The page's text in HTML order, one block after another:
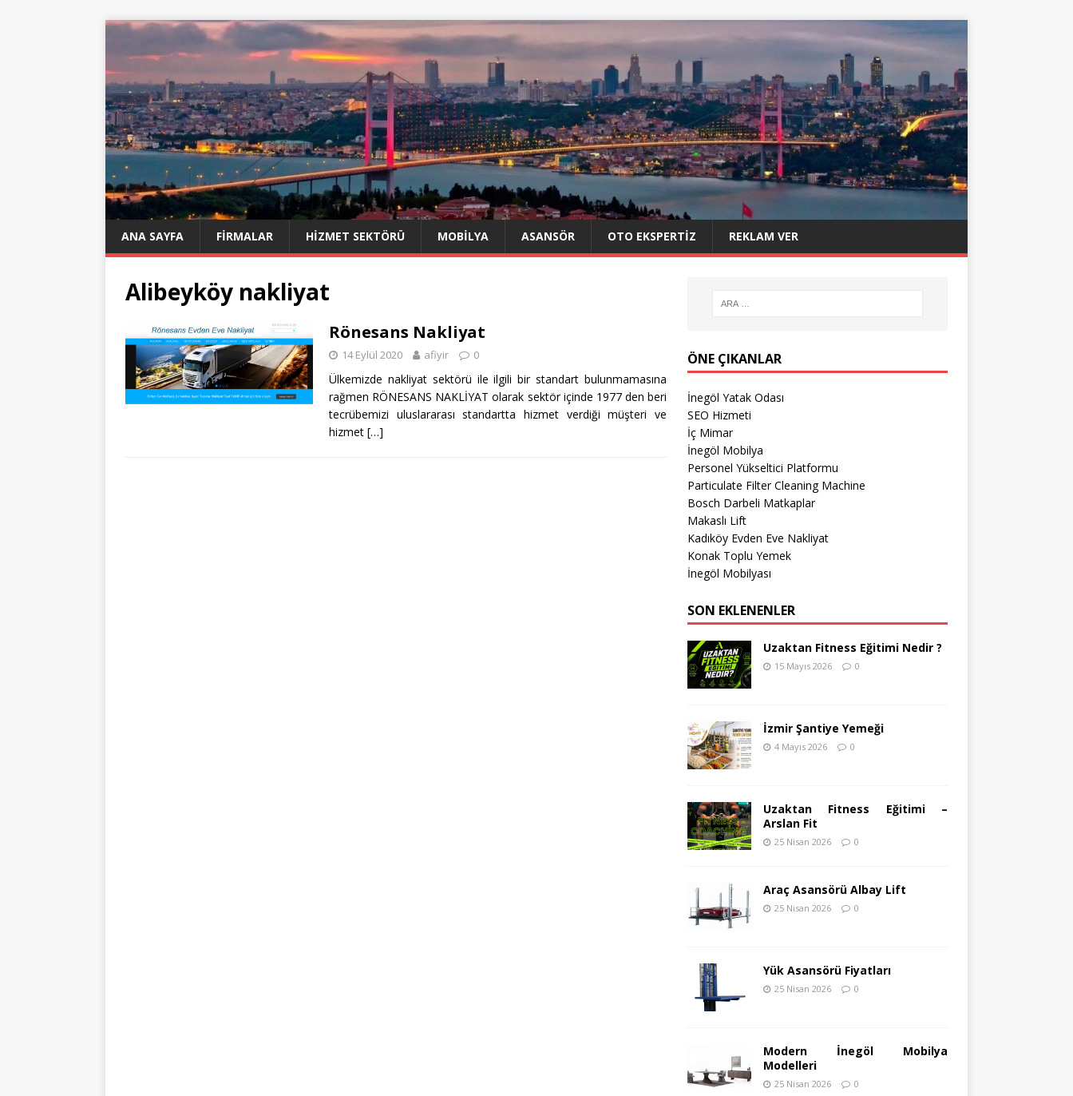
ANA SAYFA FIRMALAR HIZMET SEKTÖRÜ MOBILYA ASANSÖR OTO EKSPERTIZ REKLAM VER
Alibeyköy nakliyat
Rönesans Nakliyat
14 Eylül 2020 afiyir 0
Ülkemizde nakliyat sektörü ile ilgili bir standart bulunmamasına
rağmen RÖNESANS NAKLİYAT olarak sektör içinde 1977 den beri
tecrübemizi uluslararası standartta hizmet verdiği müşteri ve
hizmet […]
ÖNE ÇIKANLAR
İnegöl Yatak Odası
SEO Hizmeti
İç Mimar
İnegöl Mobilya
Personel Yükseltici Platformu
Particulate Filter Cleaning Machine
Bosch Darbeli Matkaplar
Makaslı Lift
Kadıköy Evden Eve Nakliyat
Konak Toplu Yemek
İnegöl Mobilyası
SON EKLENENLER
Uzaktan Fitness Eğitimi Nedir ?
15 Mayıs 2026 0
İzmir Şantiye Yemeği
4 Mayıs 2026 0
Uzaktan Fitness Eğitimi –
Arslan Fit
25 Nisan 2026 0
Araç Asansörü Albay Lift
25 Nisan 2026 0
Yük Asansörü Fiyatları
25 Nisan 2026 0
Modern İnegöl Mobilya
Modelleri
25 Nisan 2026 0